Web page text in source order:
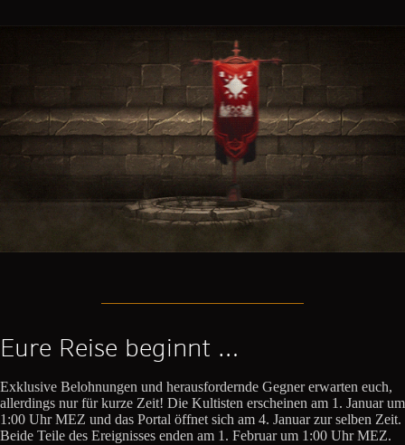
Eure Reise beginnt …
Exklusive Belohnungen und herausfordernde Gegner erwarten euch,
allerdings nur für kurze Zeit! Die Kultisten erscheinen am 1. Januar um
1:00 Uhr MEZ und das Portal öffnet sich am 4. Januar zur selben Zeit.
Beide Teile des Ereignisses enden am 1. Februar um 1:00 Uhr MEZ.